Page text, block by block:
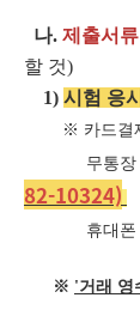
나. 제출서류
할 것)
1) 시험 응
※ 카드결
무통
82-10324)
휴대폰 소
※ '거래 영